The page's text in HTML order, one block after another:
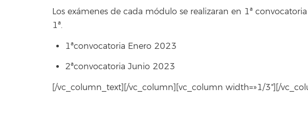
Los exámenes de cada módulo se realizaran en 1ª
1ª.
1ªconvocatoria Enero 2023
2ªconvocatoria Junio 2023
[/vc_column_text][/vc_column][vc_column width=»1/3″][/